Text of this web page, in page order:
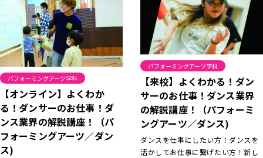
パフォーミングアーツ学科
【オンライン】よくわか
る！ダンサーのお仕事！ダ
ンス業界の解説講座！（パ
フォーミングアーツ／ダン
ス)
パフォーミングアーツ学科
【来校】よくわかる！ダン
サーのお仕事！ダンス業界
の解説講座！（パフォーミ
ングアーツ／ダンス)
ダンスを仕事にしたい方！ダンスを
活かしてお仕事に繋げたい方！新し